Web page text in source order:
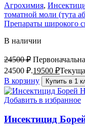
Агрохимия,
томатной моли (тута
Препараты широкого
В наличии
24500₽
24500 ₽.19500 ₽
В корзину
Купить в 1
Добавить в избранное
Инсектицид